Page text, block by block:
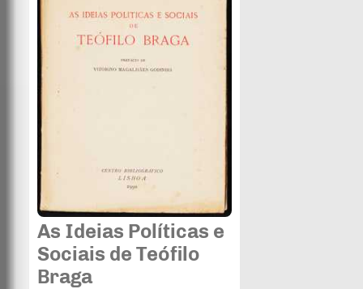
As Ideias Políticas e
Sociais de Teófilo
Braga